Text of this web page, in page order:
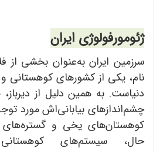
ژئومورفولوژی ایران
سرزمین ایران به‌عنوان بخشی از
نام، یکی از کشورهای
دنیاست. به همین دلیل از
چشم‌اندازهای بیابانی‌اش مورد
کوهستان‌های یخی و
حال، سیستم‌های